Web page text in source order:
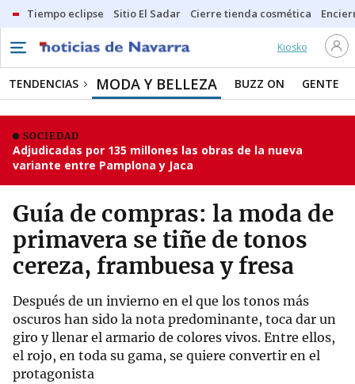
Tiempo eclipse Sitio El Sadar Cierre tienda cosmética
Kiosko
TENDENCIAS MODA Y BELLEZA BUZZ ON GENTE
SOCIEDAD
Adjudicadas por 135 millones las obras de la nueva
variante entre Pamplona y Jaca
Guía de compras: la moda de
primavera se tiñe de tonos
cereza, frambuesa y fresa
Después de un invierno en el que los tonos más
oscuros han sido la nota predominante, toca dar un
giro y llenar el armario de colores vivos. Entre ellos,
el rojo, en toda su gama, se quiere convertir en el
protagonista